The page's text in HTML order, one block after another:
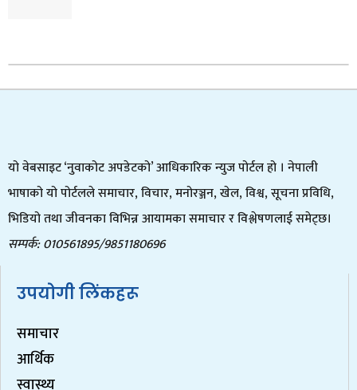
यो वेबसाइट ‘नुवाकोट अपडेटको’ आधिकारिक न्युज पोर्टल हो । नेपाली
भाषाको यो पोर्टलले समाचार, विचार, मनोरञ्जन, खेल, विश्व, सूचना प्रविधि,
भिडियो तथा जीवनका विभिन्न आयामका समाचार र विश्लेषणलाई समेट्छ।
सम्पर्क: 010561895/9851180696
उपयोगी लिंकहरू
समाचार
आर्थिक
स्वास्थ्य